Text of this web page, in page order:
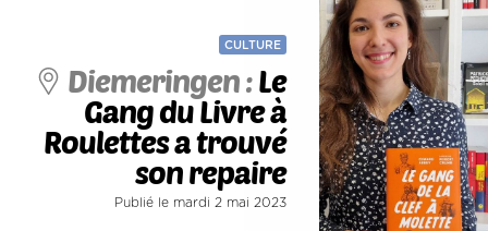
CULTURE
Diemeringen :Le
Gang du Livre à
Roulettes a trouvé
son repaire
Publié le mardi 2 mai 2023